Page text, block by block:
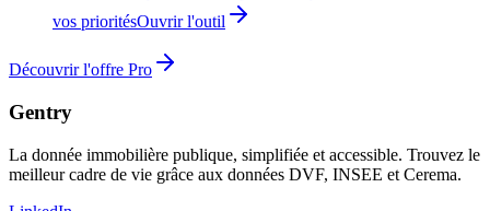
vos prioritésOuvrir l'outil
Découvrir l'offre Pro
Gentry
La donnée immobilière publique, simplifiée et accessible. Trouvez le
meilleur cadre de vie grâce aux données DVF, INSEE et Cerema.